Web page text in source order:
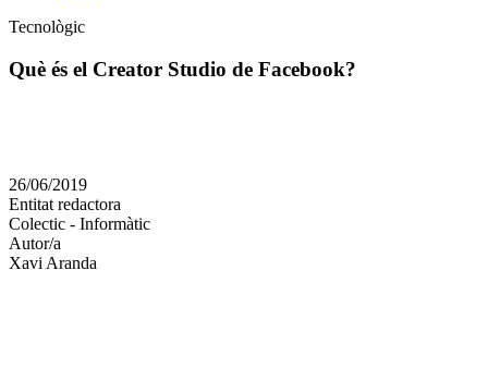
Àmbit
la
notícia
Tecnològic
Què és el Creator Studio de Facebook?
en
altres
xarxes
socials
26/06/2019
Entitat redactora
Colectic - Informàtic
Autor/a
Xavi Aranda